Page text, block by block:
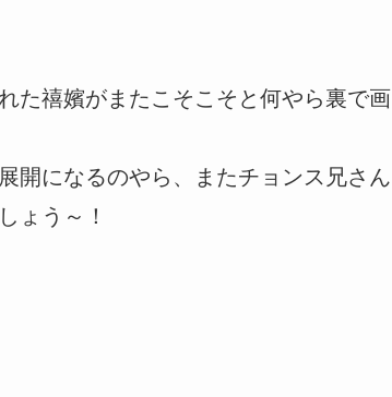
た禧嬪がまたこそこそと何やら裏で画
開になるのやら、またチョンス兄さん
ょう～！